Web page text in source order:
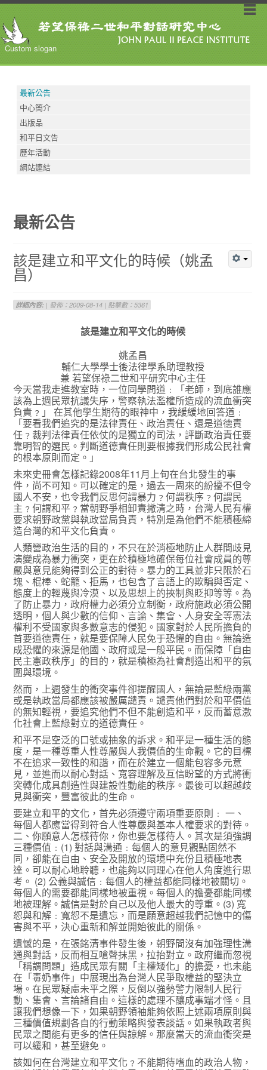
Custom slogan
最新公告
中心簡介
出版品
和平日文告
歷年活動
網站連結
最新公告
該是建立和平文化的時候（姚孟
昌）
詳細內容: | 發佈：2009-08-14 | 點擊數：5361
該是建立和平文化的時候
姚孟昌
輔仁大學學士後法律學系助理教授
兼 若望保祿二世和平研究中心主任
今天當我走進教室時，一位同學問道﹕「老師，到底誰應
該為上週民眾抗議失序，警察執法濫權所造成的流血衝突
負責﹖」 在其他學生期待的眼神中，我緩緩地回答道﹕
「要看我們追究的是法律責任、政治責任、還是道德責
任﹖裁判法律責任依仗的是獨立的司法，評斷政治責任要
靠明智的選民。判斷道德責任則要根據我們形成公民社會
的根本原則而定。」
未來史冊會怎樣記錄2008年11月上旬在台北發生的事
件，尚不可知。可以確定的是，過去一周來的紛擾不但令
國人不安，也令我們反思何謂暴力﹖何謂秩序﹖何謂民
主﹖何謂和平﹖當朝野爭相卸責撇清之時，台灣人民有權
要求朝野政黨與執政當局負責，特別是為他們不能積極締
造台灣的和平文化負責。
人類營政治生活的目的，不只在於消極地防止人群間歧見
演變成為暴力衝突，更在於積極地確保每位社會成員的尊
嚴與意見能夠得到公正的對待。暴力的工具並非只限於石
塊、棍棒、蛇籠、拒馬，也包含了言語上的欺騙與否定、
態度上的輕蔑與冷漠、以及思想上的挾制與貶抑等等。為
了防止暴力，政府權力必須分立制衡，政府施政必須公開
透明，個人與少數的信仰、言論、集會、人身安全等憲法
權利不受國家與多數意志的侵犯。國家對於人民所擔負的
首要道德責任，就是要保障人民免于恐懼的自由。無論造
成恐懼的來源是他國、政府或是一般平民。而保障「自由
民主憲政秩序」的目的，就是積極為社會創造出和平的氛
圍與環境。
然而，上週發生的衝突事件卻提醒國人，無論是藍綠兩黨
或是執政當局都應該被嚴厲譴責。譴責他們對於和平價值
的無知輕視，要追究他們不但不能創造和平，反而蓄意激
化社會上藍綠對立的道德責任。
和平不是空泛的口號或抽象的訴求。和平是一種生活的態
度，是一種尊重人性尊嚴與人我價值的生命觀。它的目標
不在追求一致性的和諧，而在於建立一個能包容多元意
見，並進而以耐心對話、寬容理解及互信盼望的方式將衝
突轉化成具創造性與建設性動能的秩序。最後可以超越歧
見與衝突，豐富彼此的生命。
要建立和平的文化，首先必須遵守兩項重要原則﹕ 一、
每個人都應當得到符合人性尊嚴與基本人權要求的對待。
二、你願意人怎樣待你，你也要怎樣待人。其次是須強調
三種價值﹕(1) 對話與溝通﹕每個人的意見觀點固然不
同，卻能在自由、安全及開放的環境中充份且積極地表
達。可以耐心地聆聽，也能夠以同理心在他人角度進行思
考。 (2) 公義與誠信﹕每個人的權益都能同樣地被關切。
每個人的需要都能同樣地被重視。每個人的擔憂都能同樣
地被理解。誠信是對於自己以及他人最大的尊重。(3) 寬
恕與和解﹕寬恕不是遺忘，而是願意超越我們記憶中的傷
害與不平，決心重新和解並開始彼此的關係。
遺憾的是，在張銘清事件發生後，朝野間沒有加強理性溝
通與對話，反而相互嗆聲抹黑，拉抬對立。政府繼而忽視
「稱謂問題」造成民眾有關「主權矮化」的擔憂，也未能
在「毒奶事件」中展現出為台灣人民爭取權益的堅決立
場。在民眾疑慮未平之際，反倒以強勢警力限制人民行
動、集會、言論諸自由。這樣的處理不釀成事端才怪。且
讓我們想像一下，如果朝野領袖能夠依照上述兩項原則與
三種價值規劃各自的行動策略與發表談話。如果執政者與
民眾之間能有更多的信任與諒解。那麼當天的流血衝突是
可以緩和，甚至避免。
該如何在台灣建立和平文化﹖不能期待嗜血的政治人物，